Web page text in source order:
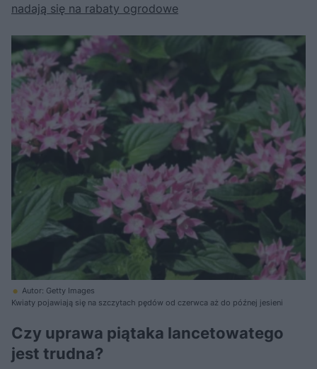
nadają się na rabaty ogrodowe
Autor: Getty Images
Kwiaty pojawiają się na szczytach pędów od czerwca aż do późnej jesieni
Czy uprawa piątaka lancetowatego
jest trudna?